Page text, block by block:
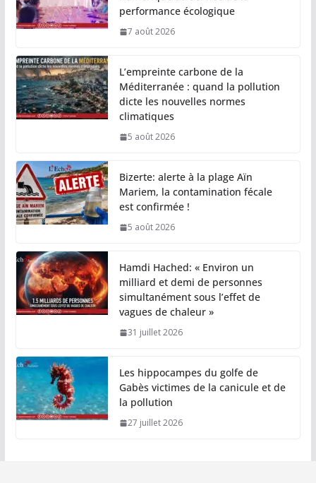
performance écologique
7 août 2026
L’empreinte carbone de la
Méditerranée : quand la pollution
dicte les nouvelles normes
climatiques
5 août 2026
Bizerte: alerte à la plage Aïn
Mariem, la contamination fécale
est confirmée !
5 août 2026
Hamdi Hached: « Environ un
milliard et demi de personnes
simultanément sous l’effet de
vagues de chaleur »
31 juillet 2026
Les hippocampes du golfe de
Gabès victimes de la canicule et de
la pollution
27 juillet 2026